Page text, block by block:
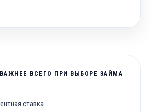
ВСЕГО ПРИ ВЫБОРЕ ЗАЙМА
ставка